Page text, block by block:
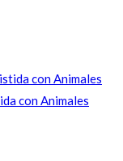
con Animales